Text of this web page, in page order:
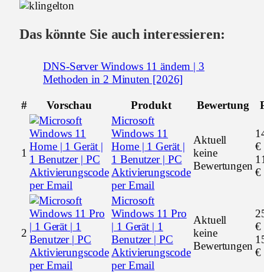
Das könnte Sie auch interessieren:
DNS-Server Windows 11 ändern | 3
Methoden in 2 Minuten [2026]
# Vorschau Produkt Bewertung
1
Microsoft
Windows 11
Home | 1 Gerät |
1 Benutzer | PC
Aktivierungscode
per Email
Aktuell
keine
Bewertungen
€
€
2
Microsoft
Windows 11 Pro
| 1 Gerät | 1
Benutzer | PC
Aktivierungscode
per Email
Aktuell
keine
Bewertungen
€
€